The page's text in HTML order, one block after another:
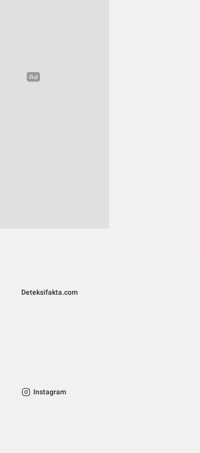
Deteksifakta.com
Instagram